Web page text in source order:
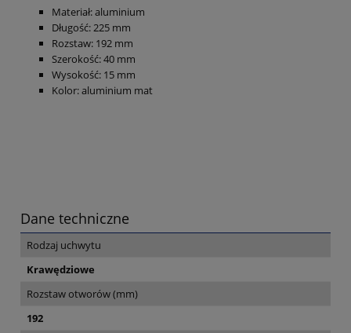
Materiał: aluminium
Długość: 225 mm
Rozstaw: 192 mm
Szerokość: 40 mm
Wysokość: 15 mm
Kolor: aluminium mat
Dane techniczne
Rodzaj uchwytu
Krawędziowe
Rozstaw otworów (mm)
192